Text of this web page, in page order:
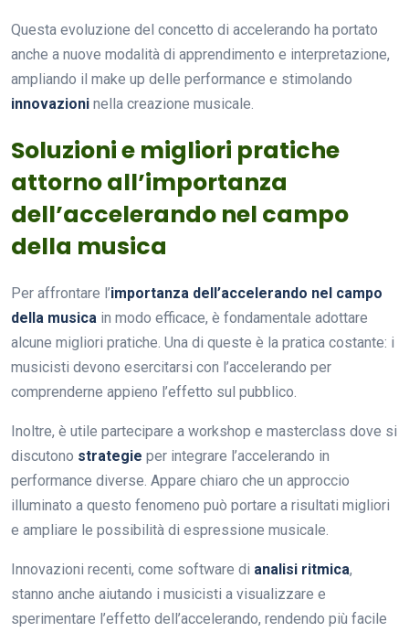
Questa evoluzione del concetto di accelerando ha portato
anche a nuove modalità di apprendimento e interpretazione,
ampliando il make up delle performance e stimolando
innovazioni nella creazione musicale.
Soluzioni e migliori pratiche
attorno all’importanza
dell’accelerando nel campo
della musica
Per affrontare l’importanza dell’accelerando nel campo
della musica in modo efficace, è fondamentale adottare
alcune migliori pratiche. Una di queste è la pratica costante: i
musicisti devono esercitarsi con l’accelerando per
comprenderne appieno l’effetto sul pubblico.
Inoltre, è utile partecipare a workshop e masterclass dove si
discutono strategie per integrare l’accelerando in
performance diverse. Appare chiaro che un approccio
illuminato a questo fenomeno può portare a risultati migliori
e ampliare le possibilità di espressione musicale.
Innovazioni recenti, come software di analisi ritmica,
stanno anche aiutando i musicisti a visualizzare e
sperimentare l’effetto dell’accelerando, rendendo più facile